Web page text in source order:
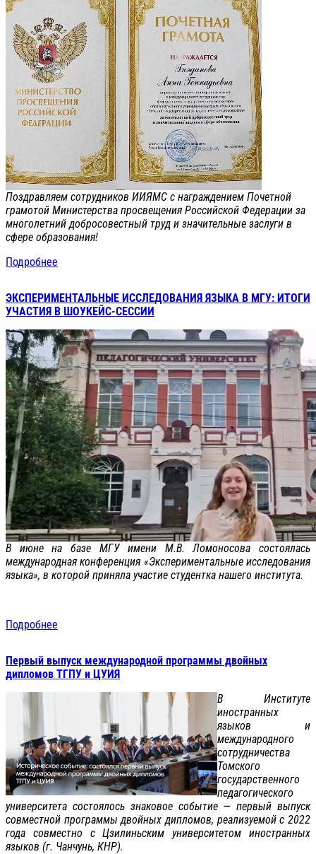
Поздравляем сотрудников ИИЯМС с награждением Почетной
грамотой Министерства просвещения Российской Федерации за
многолетний добросовестный труд и значительные заслуги в
сфере образования!
Подробнее
ЭКСПЕРИМЕНТАЛЬНЫЕ ИССЛЕДОВАНИЯ ЯЗЫКА В МГУ: ИТОГИ
УЧАСТИЯ В ШОУКЕЙС-СЕССИИ
В июне на базе МГУ имени М.В. Ломоносова состоялась
международная конференция «Экспериментальные исследования
языка», в которой приняла участие студентка нашего института.
Подробнее
Первый выпуск международной программы двойных
дипломов ТГПУ и ЦУИЯ
В Институте
иностранных
языков и
международного
сотрудничества
Томского
государственного
педагогического
университета состоялось знаковое событие — первый выпуск
совместной программы двойных дипломов, реализуемой с 2022
года совместно с Цзилиньским университетом иностранных
языков (г. Чанчунь, КНР).